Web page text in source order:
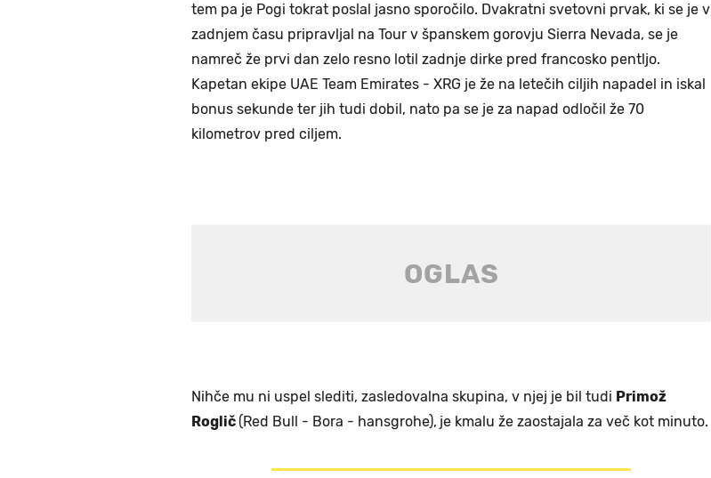
tem pa je Pogi tokrat poslal jasno sporočilo. Dvakratni svetovni prvak, ki se je v
zadnjem času pripravljal na Tour v španskem gorovju Sierra Nevada, se je
namreč že prvi dan zelo resno lotil zadnje dirke pred francosko pentljo.
Kapetan ekipe UAE Team Emirates - XRG je že na letečih ciljih napadel in iskal
bonus sekunde ter jih tudi dobil, nato pa se je za napad odločil že 70
kilometrov pred ciljem.
Nihče mu ni uspel slediti, zasledovalna skupina, v njej je bil tudi Primož
Roglič (Red Bull - Bora - hansgrohe), je kmalu že zaostajala za več kot minuto.